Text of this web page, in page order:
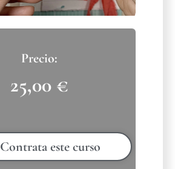
25,00 €
Contrata este curso